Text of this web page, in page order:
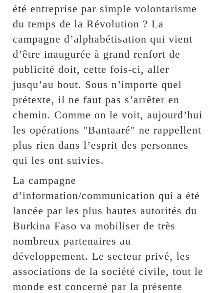
été entreprise par simple volontarisme
du temps de la Révolution ? La
campagne d’alphabétisation qui vient
d’être inaugurée à grand renfort de
publicité doit, cette fois-ci, aller
jusqu’au bout. Sous n’importe quel
prétexte, il ne faut pas s’arrêter en
chemin. Comme on le voit, aujourd’hui
les opérations "Bantaaré" ne rappellent
plus rien dans l’esprit des personnes
qui les ont suivies.
La campagne
d’information/communication qui a été
lancée par les plus hautes autorités du
Burkina Faso va mobiliser de très
nombreux partenaires au
développement. Le secteur privé, les
associations de la société civile, tout le
monde est concerné par la présente